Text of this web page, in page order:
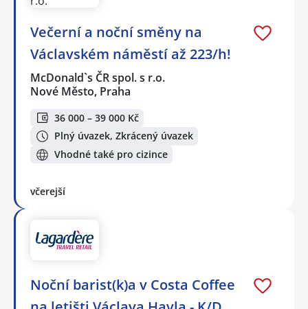
Večerní a noční směny na
Václavském náměstí až 223/h!
McDonald`s ČR spol. s r.o.
Nové Město, Praha
36 000 – 39 000 Kč
Plný úvazek, Zkrácený úvazek
Vhodné také pro cizince
včerejší
Noční barist(k)a v Costa Coffee